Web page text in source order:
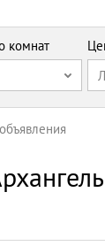
комнат